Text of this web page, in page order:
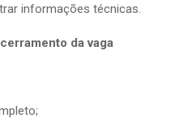
informações técnicas.
da vaga